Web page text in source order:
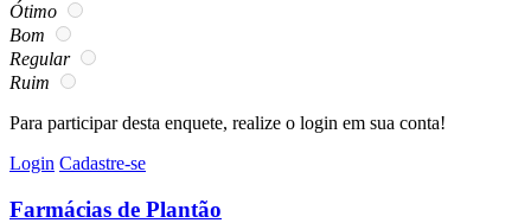
Ótimo
Bom
Regular
Ruim
Para participar desta enquete, realize o login em sua conta!
Login Cadastre-se
Farmácias de Plantão